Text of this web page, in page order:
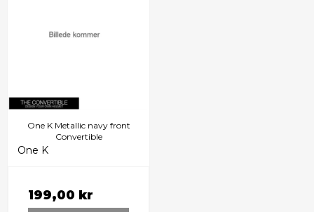
One K Metallic navy front
Convertible
One K
199,00 kr